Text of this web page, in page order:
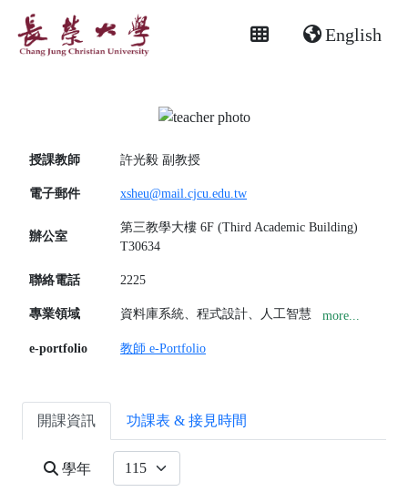
English
授課教師 許光毅 副教授
電子郵件 xsheu@mail.cjcu.edu.tw
辦公室
第三教學大樓 6F (Third Academic Building)
T30634
聯絡電話 2225
專業領域 資料庫系統、程式設計、人工智慧 more...
e-portfolio 教師 e-Portfolio
開課資訊 功課表 & 接見時間
學年